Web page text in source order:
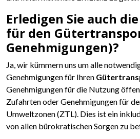
Erledigen Sie auch
für den
Genehmigungen)?
Ja, wir kümmern uns um alle
Genehmigungen für Ihren
Genehmigungen für die Nutzung
Zufahrten oder Genehmigungen für
Umweltzonen (ZTL). Dies ist ein
von allen bürokratischen Sorgen zu